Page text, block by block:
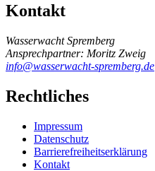
Kontakt
Wasserwacht Spremberg
Ansprechpartner: Moritz Zweig
info@wasserwacht-spremberg.de
Rechtliches
Impressum
Datenschutz
Barrierefreiheitserklärung
Kontakt